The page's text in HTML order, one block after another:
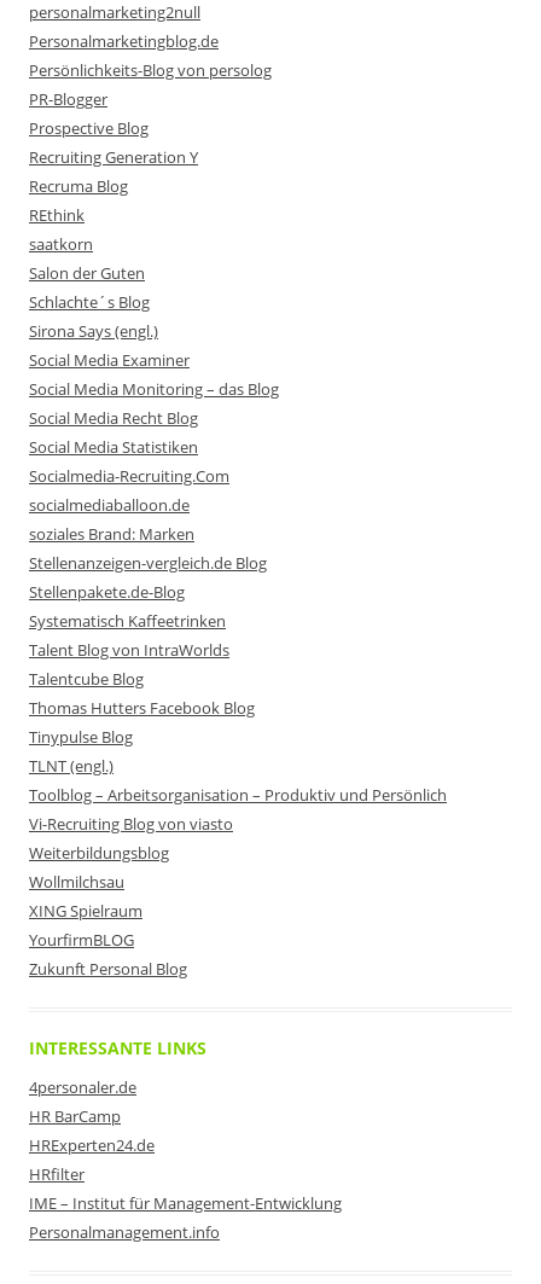
personalmarketing2null
Personalmarketingblog.de
Persönlichkeits-Blog von persolog
PR-Blogger
Prospective Blog
Recruiting Generation Y
Recruma Blog
REthink
saatkorn
Salon der Guten
Schlachte´s Blog
Sirona Says (engl.)
Social Media Examiner
Social Media Monitoring – das Blog
Social Media Recht Blog
Social Media Statistiken
Socialmedia-Recruiting.Com
socialmediaballoon.de
soziales Brand: Marken
Stellenanzeigen-vergleich.de Blog
Stellenpakete.de-Blog
Systematisch Kaffeetrinken
Talent Blog von IntraWorlds
Talentcube Blog
Thomas Hutters Facebook Blog
Tinypulse Blog
TLNT (engl.)
Toolblog – Arbeitsorganisation – Produktiv und Persönlich
Vi-Recruiting Blog von viasto
Weiterbildungsblog
Wollmilchsau
XING Spielraum
YourfirmBLOG
Zukunft Personal Blog
INTERESSANTE LINKS
4personaler.de
HR BarCamp
HRExperten24.de
HRfilter
IME – Institut für Management-Entwicklung
Personalmanagement.info